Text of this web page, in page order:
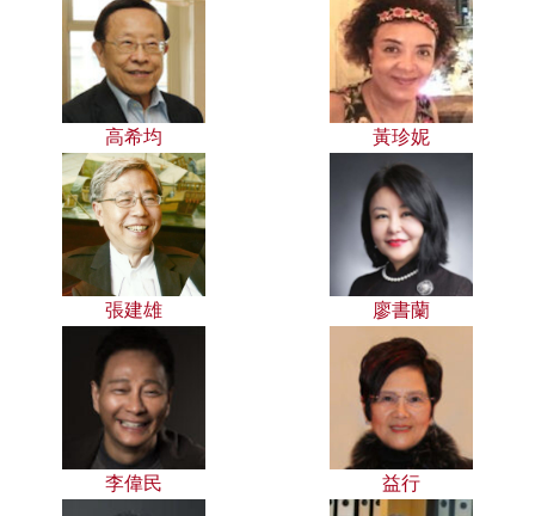
高希均 黃珍妮
張建雄 廖書蘭
李偉民 益行